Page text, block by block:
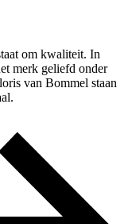
om kwaliteit. In
merk geliefd onder
van Bommel staan